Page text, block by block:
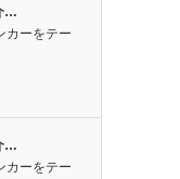
…
カーをテー
…
カーをテー